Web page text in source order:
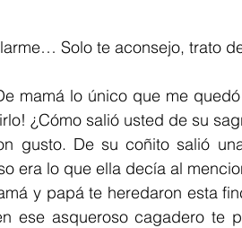
Solo te aconsejo, trato
mamá lo único que me
¿Cómo salió usted de su
gusto. De su coñito salió
era lo que ella decía al
y papá te heredaron esta
ese asqueroso cagadero te